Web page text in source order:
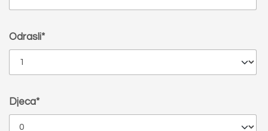
Odrasli*
Djeca*